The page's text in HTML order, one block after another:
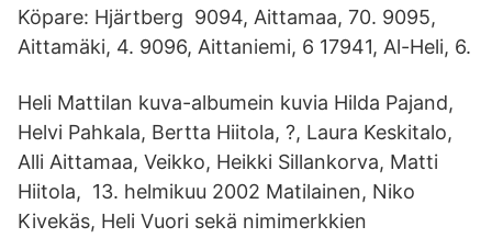
Köpare: Hjärtberg 9094, Aittamaa, 70. 9095,
Aittamäki, 4. 9096, Aittaniemi, 6 17941, Al-Heli, 6.
Heli Mattilan kuva-albumein kuvia Hilda Pajand,
Helvi Pahkala, Bertta Hiitola, ?, Laura Keskitalo,
Alli Aittamaa, Veikko, Heikki Sillankorva, Matti
Hiitola, 13. helmikuu 2002 Matilainen, Niko
Kivekäs, Heli Vuori sekä nimimerkkien